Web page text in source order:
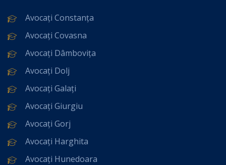
Avocați Constanța
Avocați Covasna
Avocați Dâmbovița
Avocați Dolj
Avocați Galați
Avocați Giurgiu
Avocați Gorj
Avocați Harghita
Avocați Hunedoara